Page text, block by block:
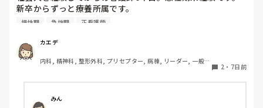
ママさんナー
記録をタイムリーに書ける人も居れば後回しにする人もいるの
で、情報収集にラグが出ますよね。
インシデントも発生しているのであれば、なおさら対策が必要
リーダーが申し送り中に特記事項があれば後で受け持ちから夜
勤者へ伝達していました。
新卒からずっと療養所属です。
経験にもなるからと周りから急性期へ誘われることがありま
私自身も勉強になるとは思いますし、急性期を経験して一人
前のような空気も感じるので、行った方がいいのかな？とは
思うのですが、向いていないのが分かり悩んでいます。
動けないことがある、毎日頭痛薬必須、お腹を下す、休みに
も何となく具合が良くないのでさらに忙しくなるとより体調
慢性期 急性期 正看護師
カエデ
内科, 精神科, 整形外科, プリセプター, 病棟, リーダー, 一般病
2 ・ 7日前
みん